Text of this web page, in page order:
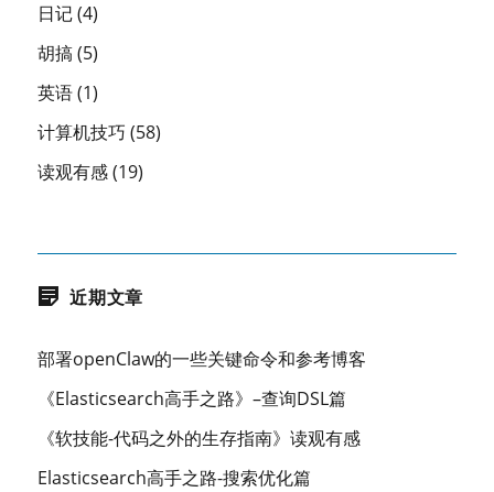
日记(4)
胡搞(5)
英语(1)
计算机技巧 (58)
读观有感(19)
近期文章
部署openClaw的一些关键命令和参考博客
《Elasticsearch高手之路》–查询DSL篇
《软技能-代码之外的生存指南》读观有感
Elasticsearch高手之路-搜索优化篇